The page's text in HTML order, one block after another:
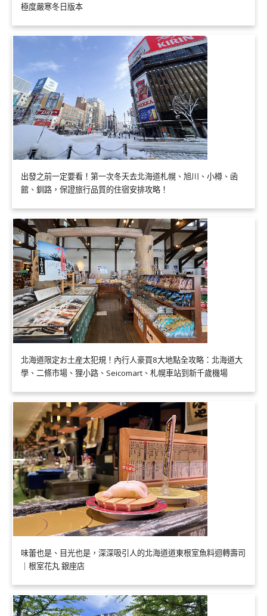
極度嚴寒冬日版本
出發之前一定要看！第一次冬天去北海道札幌、旭川、小樽、函
館、釧路，保證旅行品質的住宿安排攻略！
北海道限定お土産太犯規！內行人豪買8大地點全攻略：北海道大
學、二條市場、狸小路、Seicomart、札幌車站到新千歲機場
味蕾也是、目光也是，深深吸引人的北海道道東根室魚料迴轉壽司
｜根室花丸 銀座店